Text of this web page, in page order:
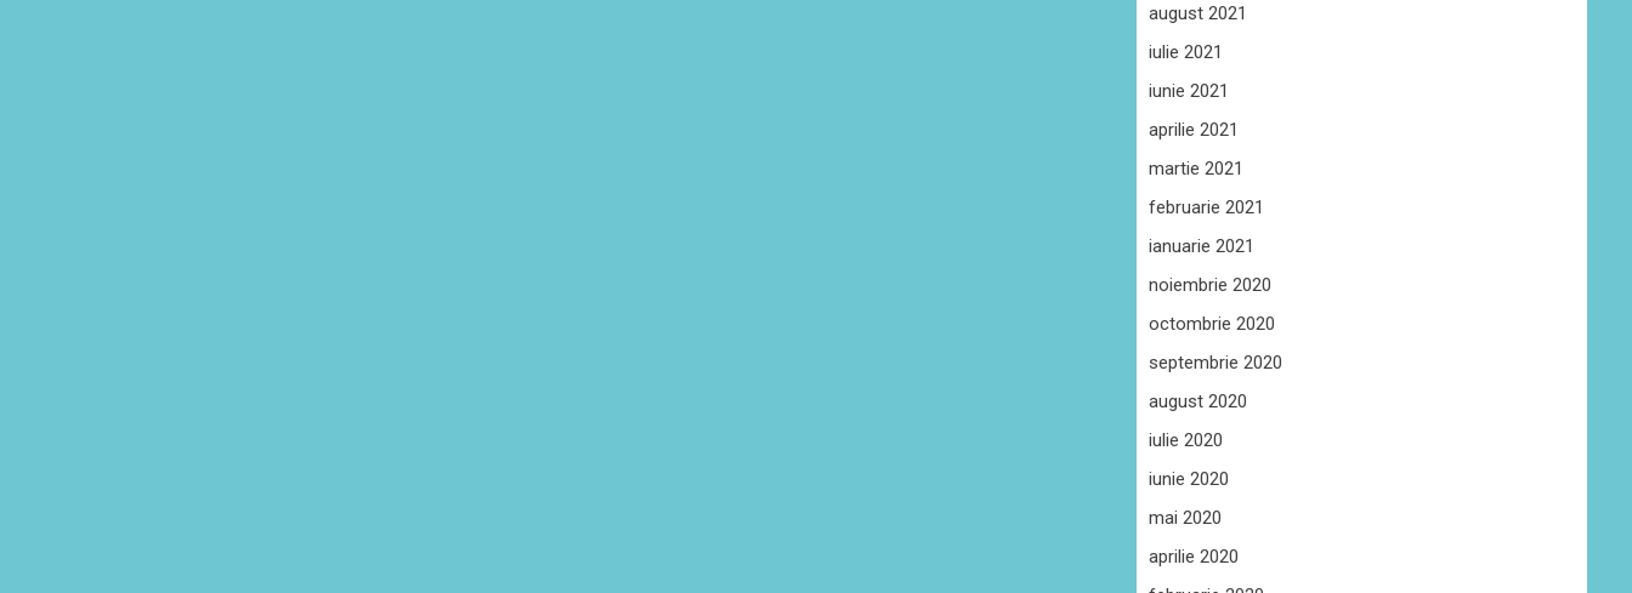
august 2021
iulie 2021
iunie 2021
aprilie 2021
martie 2021
februarie 2021
ianuarie 2021
noiembrie 2020
octombrie 2020
septembrie 2020
august 2020
iulie 2020
iunie 2020
mai 2020
aprilie 2020